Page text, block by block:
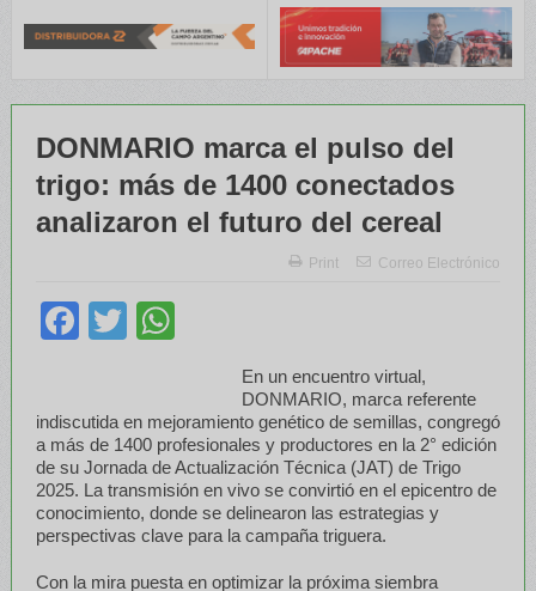
DONMARIO marca el pulso del
trigo: más de 1400 conectados
analizaron el futuro del cereal
Print Correo Electrónico
Facebook
Twitter
En un encuentro virtual,
DONMARIO, marca referente
indiscutida en mejoramiento genético de semillas, congregó
a más de 1400 profesionales y productores en la 2° edición
de su Jornada de Actualización Técnica (JAT) de Trigo
2025. La transmisión en vivo se convirtió en el epicentro de
conocimiento, donde se delinearon las estrategias y
perspectivas clave para la campaña triguera.
Con la mira puesta en optimizar la próxima siembra